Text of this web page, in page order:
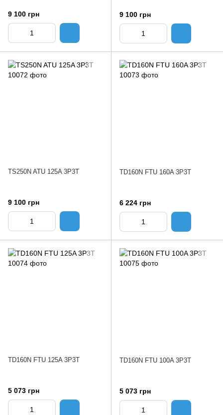
9 100 грн 9 100 грн
TS250N ATU 125A 3P3T
9 100 грн
TD160N FTU 160A 3P3T
6 224 грн
TD160N FTU 125A 3P3T
5 073 грн
TD160N FTU 100A 3P3T
5 073 грн